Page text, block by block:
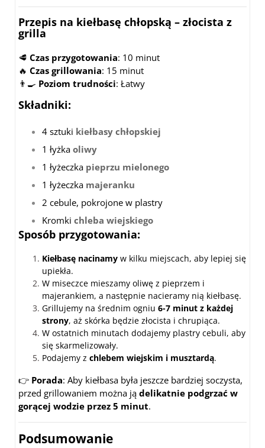
Przepis na kiełbasę chłopską – złocista z
grilla
🥩 Czas przygotowania: 10 minut
🔥 Czas grillowania: 15 minut
👨‍🍳 Poziom trudności: Łatwy
Składniki:
4 sztuki kiełbasy chłopskiej
1 łyżka oliwy
1 łyżeczka pieprzu mielonego
1 łyżeczka majeranku
2 cebule, pokrojone w plastry
Kromki chleba wiejskiego
Sposób przygotowania:
Kiełbasę nacinamy w kilku miejscach, aby lepiej się
upiekła.
W miseczce mieszamy oliwę z pieprzem i
majerankiem, a następnie nacieramy nią kiełbasę.
Grillujemy na średnim ogniu 6-7 minut z każdej
strony, aż skórka będzie złocista i chrupiąca.
W ostatnich minutach dodajemy plastry cebuli, aby
się skarmelizowały.
Podajemy z chlebem wiejskim i musztardą.
👉 Porada: Aby kiełbasa była jeszcze bardziej soczysta,
przed grillowaniem można ją delikatnie podgrzać w
gorącej wodzie przez 5 minut.
Podsumowanie